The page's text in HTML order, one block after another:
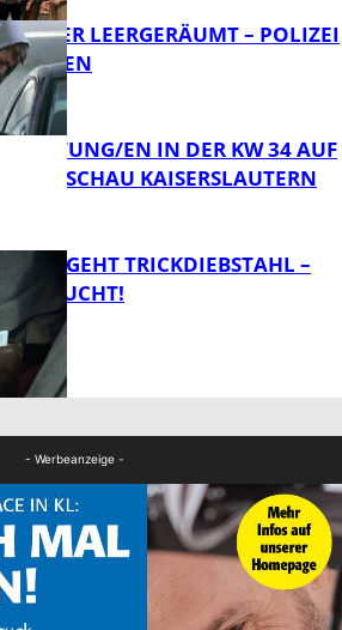
LEERGERÄUMT – POLIZEI
ZEUGEN
EN IN DER KW 34 AUF
KAISERSLAUTERN
BEGEHT TRICKDIEBSTAHL –
GESUCHT!
- Werbeanzeige -